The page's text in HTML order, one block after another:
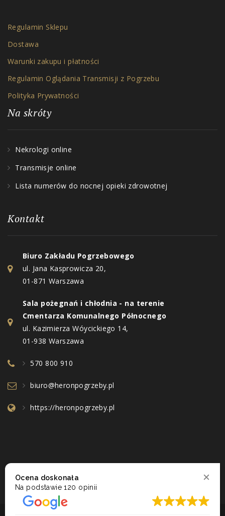
Regulamin Sklepu
Dostawa
Warunki zakupu i płatności
Regulamin Oglądania Transmisji z Pogrzebu
Polityka Prywatności
Na skróty
Nekrologi online
Transmisje online
Lista numerów do nocnej opieki zdrowotnej
Kontakt
Biuro Zakładu Pogrzebowego
ul. Jana Kasprowicza 20,
01-871 Warszawa
Sala pożegnań i chłodnia - na terenie
Cmentarza Komunalnego Północnego
ul. Kazimierza Wóycickiego 14,
01-938 Warszawa
570 800 910
biuro@heronpogrzeby.pl
https://heronpogrzeby.pl
Ocena doskonała
Na podstawie120 opinii